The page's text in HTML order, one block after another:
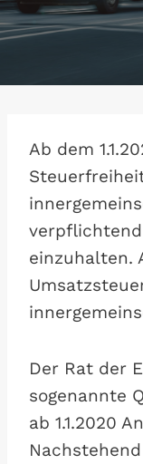
Ab dem
einzuhalten.
Der Rat der
sogenannte
ab 1.1.2020